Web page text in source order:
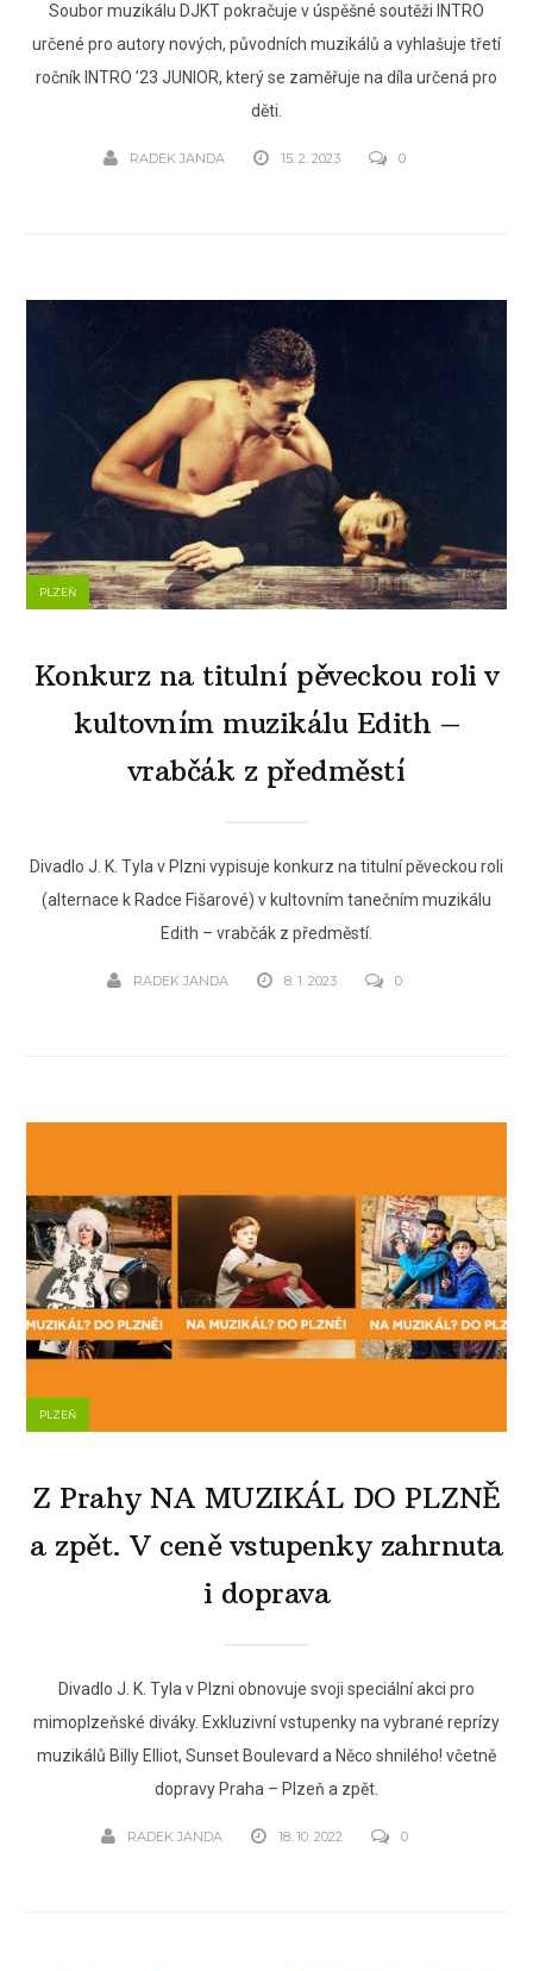
Soubor muzikálu DJKT pokračuje v úspěšné soutěži INTRO
určené pro autory nových, původních muzikálů a vyhlašuje třetí
ročník INTRO ’23 JUNIOR, který se zaměřuje na díla určená pro
děti.
RADEK JANDA 15. 2. 2023 0
PLZEŇ
Konkurz na titulní pěveckou roli v
kultovním muzikálu Edith –
vrabčák z předměstí
Divadlo J. K. Tyla v Plzni vypisuje konkurz na titulní pěveckou roli
(alternace k Radce Fišarové) v kultovním tanečním muzikálu
Edith – vrabčák z předměstí.
RADEK JANDA 8. 1. 2023 0
PLZEŇ
Z Prahy NA MUZIKÁL DO PLZNĚ
a zpět. V ceně vstupenky zahrnuta
i doprava
Divadlo J. K. Tyla v Plzni obnovuje svoji speciální akci pro
mimoplzeňské diváky. Exkluzivní vstupenky na vybrané reprízy
muzikálů Billy Elliot, Sunset Boulevard a Něco shnilého! včetně
dopravy Praha – Plzeň a zpět.
RADEK JANDA 18. 10. 2022 0